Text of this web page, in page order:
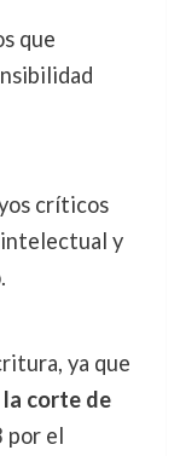
que
críticos
y
ya que
corte de
por el